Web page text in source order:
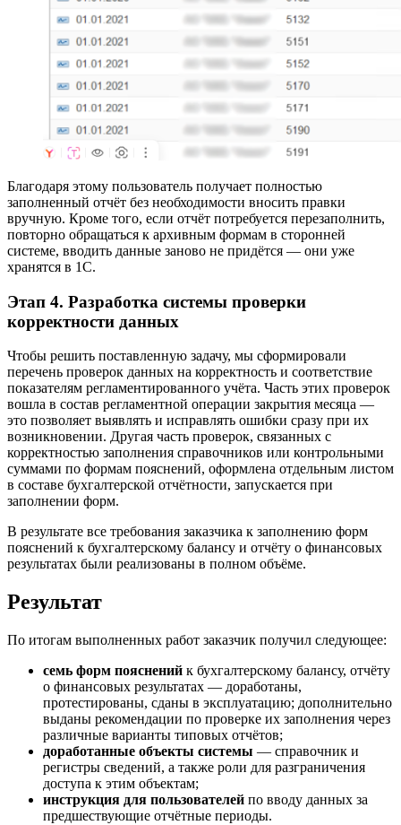
Благодаря этому пользователь получает полностью
заполненный отчёт без необходимости вносить правки
вручную. Кроме того, если отчёт потребуется перезаполнить,
повторно обращаться к архивным формам в сторонней
системе, вводить данные заново не придётся — они уже
хранятся в 1С.
Этап 4. Разработка системы проверки
корректности данных
Чтобы решить поставленную задачу, мы сформировали
перечень проверок данных на корректность и соответствие
показателям регламентированного учёта. Часть этих проверок
вошла в состав регламентной операции закрытия месяца —
это позволяет выявлять и исправлять ошибки сразу при их
возникновении. Другая часть проверок, связанных с
корректностью заполнения справочников или контрольными
суммами по формам пояснений, оформлена отдельным листом
в составе бухгалтерской отчётности, запускается при
заполнении форм.
В результате все требования заказчика к заполнению форм
пояснений к бухгалтерскому балансу и отчёту о финансовых
результатах были реализованы в полном объёме.
Результат
По итогам выполненных работ заказчик получил следующее:
семь форм пояснений к бухгалтерскому балансу, отчёту
о финансовых результатах — доработаны,
протестированы, сданы в эксплуатацию; дополнительно
выданы рекомендации по проверке их заполнения через
различные варианты типовых отчётов;
доработанные объекты системы — справочник и
регистры сведений, а также роли для разграничения
доступа к этим объектам;
инструкция для пользователей по вводу данных за
предшествующие отчётные периоды.